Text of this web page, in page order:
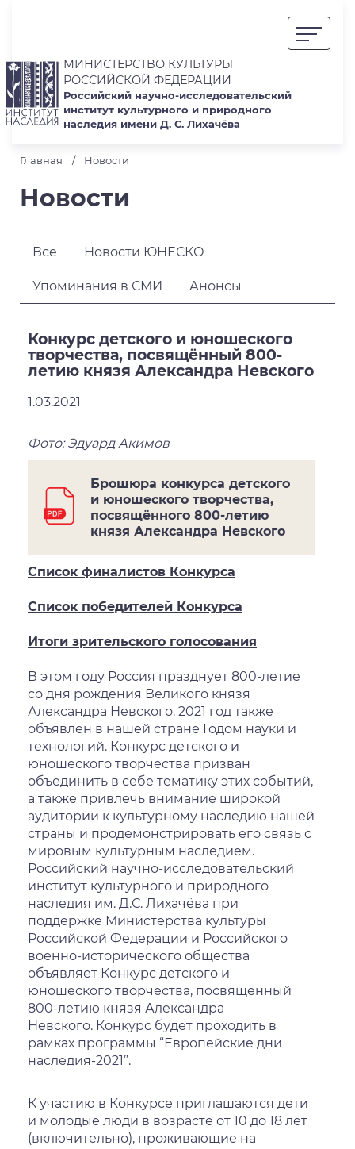
МИНИСТЕРСТВО КУЛЬТУРЫ
РОССИЙСКОЙ ФЕДЕРАЦИИ
Российский научно-исследовательский
институт культурного и природного
наследия имени Д. С. Лихачёва
Главная Новости
Новости
Все Новости ЮНЕСКО
Упоминания в СМИ Анонсы
Конкурс детского и юношеского
творчества, посвящённый 800-
летию князя Александра Невского
1.03.2021
Фото: Эдуард Акимов
Брошюра конкурса детского
и юношеского творчества,
посвящённого 800-летию
князя Александра Невского
Список финалистов Конкурса
Список победителей Конкурса
Итоги зрительского голосования
В этом году Россия празднует 800-летие
со дня рождения Великого князя
Александра Невского. 2021 год также
объявлен в нашей стране Годом науки и
технологий. Конкурс детского и
юношеского творчества призван
объединить в себе тематику этих событий,
а также привлечь внимание широкой
аудитории к культурному наследию нашей
страны и продемонстрировать его связь с
мировым культурным наследием.
Российский научно-исследовательский
институт культурного и природного
наследия им. Д.С. Лихачёва при
поддержке Министерства культуры
Российской Федерации и Российского
военно-исторического общества
объявляет Конкурс детского и
юношеского творчества, посвящённый
800-летию князя Александра
Невского. Конкурс будет проходить в
рамках программы “Европейские дни
наследия-2021”.
К участию в Конкурсе приглашаются дети
и молодые люди в возрасте от 10 до 18 лет
(включительно), проживающие на